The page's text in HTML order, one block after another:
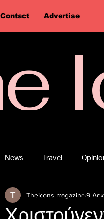
Contact Advertise
News Travel
Theicons magazine9